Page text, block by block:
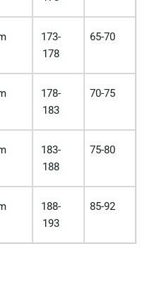
173-
178
65-70
178-
183
70-75
183-
188
75-80
188-
193
85-92